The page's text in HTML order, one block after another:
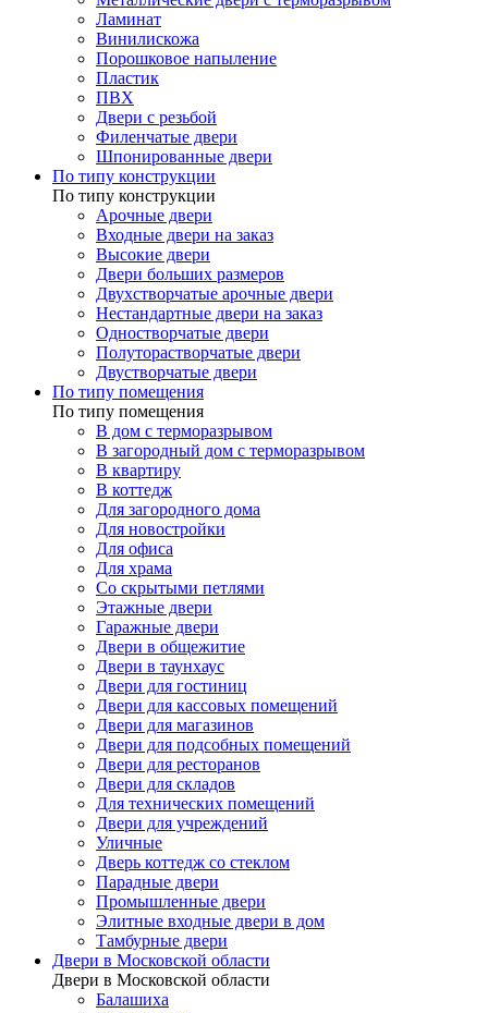
Ламинат
Винилискожа
Порошковое напыление
Пластик
ПВХ
Двери с резьбой
Филенчатые двери
Шпонированные двери
По типу конструкции
По типу конструкции
Арочные двери
Входные двери на заказ
Высокие двери
Двери больших размеров
Двухстворчатые арочные двери
Нестандартные двери на заказ
Одностворчатые двери
Полуторастворчатые двери
Двустворчатые двери
По типу помещения
По типу помещения
В дом с терморазрывом
В загородный дом с терморазрывом
В квартиру
В коттедж
Для загородного дома
Для новостройки
Для офиса
Для храма
Со скрытыми петлями
Этажные двери
Гаражные двери
Двери в общежитие
Двери в таунхаус
Двери для гостиниц
Двери для кассовых помещений
Двери для магазинов
Двери для подсобных помещений
Двери для ресторанов
Двери для складов
Для технических помещений
Двери для учреждений
Уличные
Дверь коттедж со стеклом
Парадные двери
Промышленные двери
Элитные входные двери в дом
Тамбурные двери
Двери в Московской области
Двери в Московской области
Балашиха